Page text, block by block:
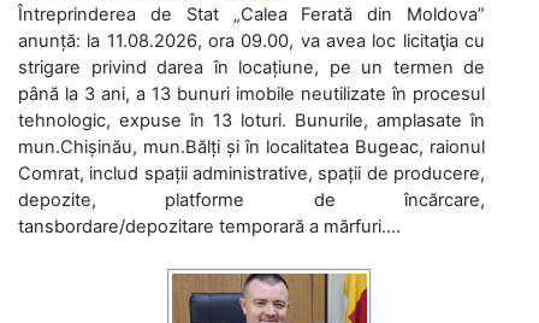
Întreprinderea de Stat „Calea Ferată din Moldova”
anunță: la 11.08.2026, ora 09.00, va avea loc licitaţia cu
strigare privind darea în locațiune, pe un termen de
până la 3 ani, a 13 bunuri imobile neutilizate în procesul
tehnologic, expuse în 13 loturi. Bunurile, amplasate în
mun.Chișinău, mun.Bălți și în localitatea Bugeac, raionul
Comrat, includ spații administrative, spații de producere,
depozite, platforme de încărcare,
tansbordare/depozitare temporară a mărfuri....